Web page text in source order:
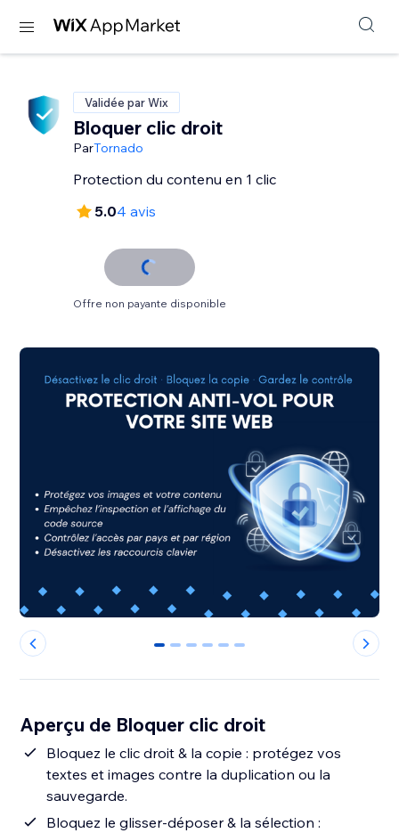
Validée par Wix
Bloquer clic droit
ParTornado
Protection du contenu en 1 clic
5.04 avis
Offre non payante disponible
0 1 2 3 4 5
Aperçu de Bloquer clic droit
Bloquez le clic droit & la copie : protégez vos
textes et images contre la duplication ou la
sauvegarde.
Bloquez le glisser-déposer & la sélection :